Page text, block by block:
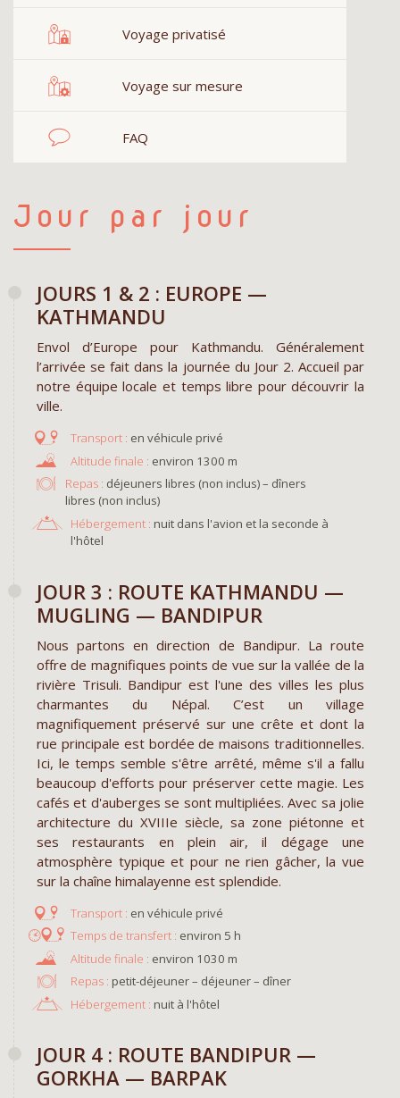
Voyage privatisé
Voyage sur mesure
FAQ
Jour par jour
JOURS 1 & 2 : EUROPE —
KATHMANDU
Envol d’Europe pour Kathmandu. Généralement
l’arrivée se fait dans la journée du Jour 2. Accueil par
notre équipe locale et temps libre pour découvrir la
ville.
en véhicule privé
environ 1300 m
Repas : déjeuners libres (non inclus) – dîners
libres (non inclus)
Hébergement : nuit dans l'avion et la seconde à
l'hôtel
JOUR 3 : ROUTE KATHMANDU —
MUGLING — BANDIPUR
Nous partons en direction de Bandipur. La route
offre de magnifiques points de vue sur la vallée de la
rivière Trisuli. Bandipur est l'une des villes les plus
charmantes du Népal. C’est un village
magnifiquement préservé sur une crête et dont la
rue principale est bordée de maisons traditionnelles.
Ici, le temps semble s'être arrêté, même s'il a fallu
beaucoup d'efforts pour préserver cette magie. Les
cafés et d'auberges se sont multipliées. Avec sa jolie
architecture du XVIIIe siècle, sa zone piétonne et
ses restaurants en plein air, il dégage une
atmosphère typique et pour ne rien gâcher, la vue
sur la chaîne himalayenne est splendide.
en véhicule privé
environ 5 h
environ 1030 m
Repas : petit-déjeuner – déjeuner – dîner
Hébergement : nuit à l'hôtel
JOUR 4 : ROUTE BANDIPUR —
GORKHA — BARPAK